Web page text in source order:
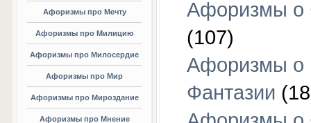
Афоризмы про Мечту
Афоризмы про Милицию
Афоризмы про Милосердие
Афоризмы про Мир
Афоризмы про Мироздание
Афоризмы про Мнение
Афоризмы о
(107)
Афоризмы о
Фантазии